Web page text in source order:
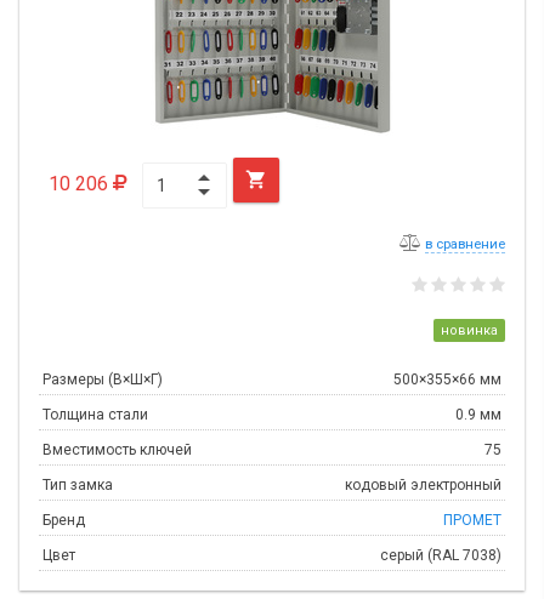
10 206 
в сравнение
новинка
Размеры (В×Ш×Г) 500×355×66 мм
Толщина стали 0.9 мм
Вместимость ключей 75
Тип замка кодовый электронный
Бренд ПРОМЕТ
Цвет серый (RAL 7038)